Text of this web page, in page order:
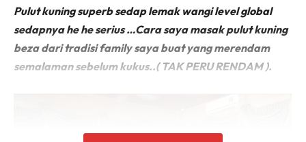
Pulut kuning superb sedap lemak wangi level global
sedapnya he he serius …Cara saya masak pulut kuning
beza dari tradisi family saya buat yang merendam
semalaman sebelum kukus..( TAK PERU RENDAM ).